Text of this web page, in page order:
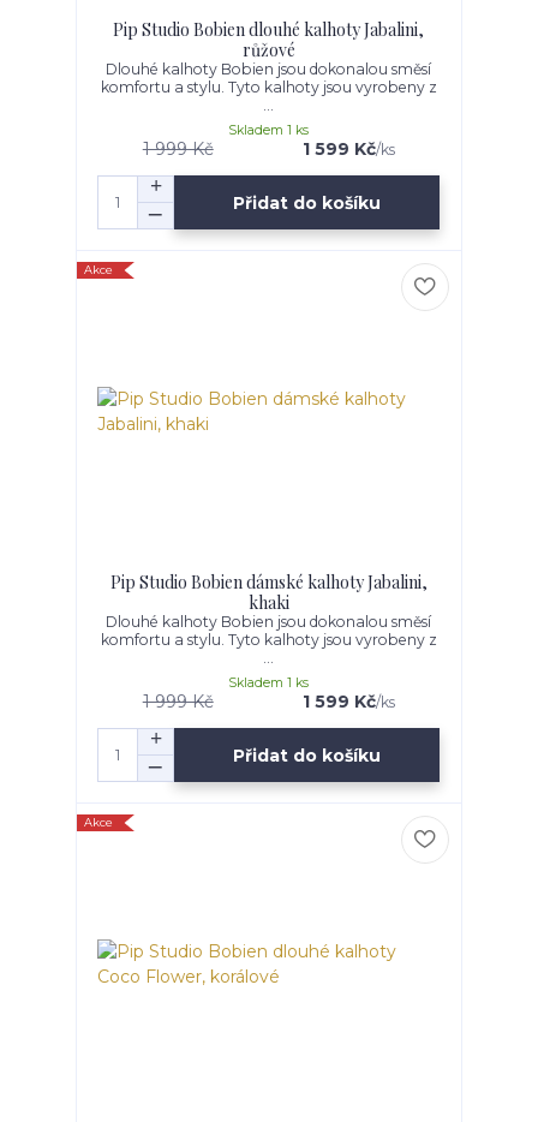
Pip Studio Bobien dlouhé kalhoty Jabalini,
růžové
Dlouhé kalhoty Bobien jsou dokonalou směsí
komfortu a stylu. Tyto kalhoty jsou vyrobeny z
...
1 999 Kč 1 599 Kč/ks
Skladem 1 ks
Přidat do košíku
Akce
Pip Studio Bobien dámské kalhoty Jabalini,
khaki
Dlouhé kalhoty Bobien jsou dokonalou směsí
komfortu a stylu. Tyto kalhoty jsou vyrobeny z
...
1 999 Kč 1 599 Kč/ks
Skladem 1 ks
Přidat do košíku
Akce